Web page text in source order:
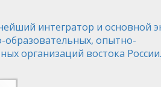
интегратор и основной
образовательных, опытно-
организаций востока России.